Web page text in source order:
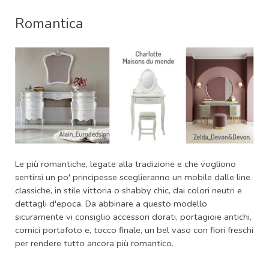
Romantica
Le più romantiche, legate alla tradizione e che vogliono
sentirsi un po' principesse sceglieranno un mobile dalle line
classiche, in stile vittoria o shabby chic, dai colori neutri e
dettagli d'epoca. Da abbinare a questo modello
sicuramente vi consiglio accessori dorati, portagioie antichi,
cornici portafoto e, tocco finale, un bel vaso con fiori freschi
per rendere tutto ancora più romantico.